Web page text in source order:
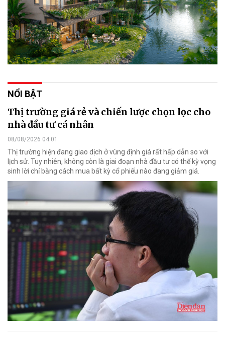
NỔI BẬT
Thị trường giá rẻ và chiến lược chọn lọc cho
nhà đầu tư cá nhân
08/08/2026 04:01
Thị trường hiện đang giao dịch ở vùng định giá rất hấp dẫn so với
lịch sử. Tuy nhiên, không còn là giai đoạn nhà đầu tư có thể kỳ vọng
sinh lời chỉ bằng cách mua bất kỳ cổ phiếu nào đang giảm giá.